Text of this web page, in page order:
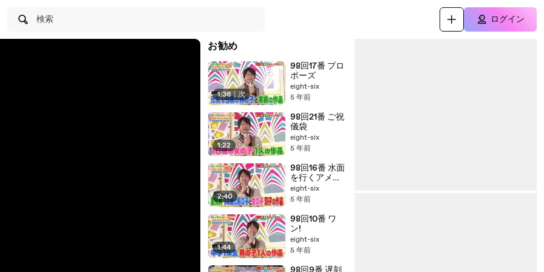
検索 ログイン
お勧め
1:36 | 次
98回17番 プロ
ポーズ
eight-six
5 年前
1:22
98回21番 ご祝
儀袋
eight-six
5 年前
2:40
98回16番 水面
を行くアメン
ボ
eight-six
5 年前
1:44
98回10番 ワ
ン!
eight-six
5 年前